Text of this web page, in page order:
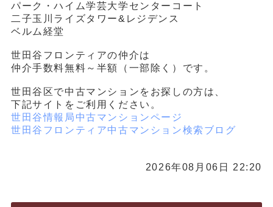
パーク・ハイム学芸大学センターコート
二子玉川ライズタワー&レジデンス
ベルム経堂
世田谷フロンティアの仲介は
仲介手数料無料～半額（一部除く）です。
世田谷区で中古マンションをお探しの方は、
下記サイトをご利用ください。
世田谷情報局中古マンションページ
世田谷フロンティア中古マンション検索ブログ
2026年08月06日 22:20